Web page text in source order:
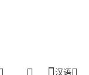
汉语